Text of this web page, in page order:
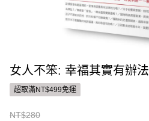
女人不笨: 幸福其實有辦法
超取滿NT$499免運
NT$280